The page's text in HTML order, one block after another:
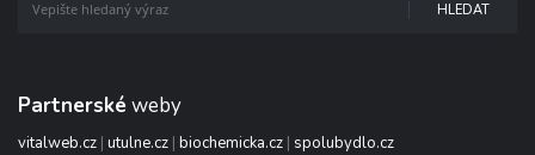
HLEDAT
Partnerské weby
vitalweb.cz | utulne.cz | biochemicka.cz | spolubydlo.cz